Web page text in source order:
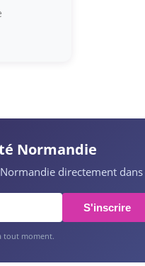
Normandie
directement
S'inscrire
tout moment.